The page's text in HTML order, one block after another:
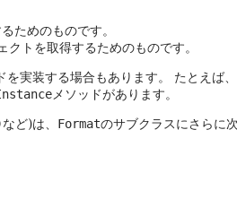
ためのものです。
トを取得するためのものです。
を実装する場合もあります。 たとえば、
メソッドがあります。
など)は、 Formatのサブクラスにさらに